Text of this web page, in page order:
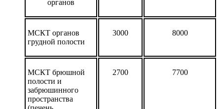
органов
МСКТ органов
грудной полости
3000 8000
МСКТ брюшной
полости и
забрюшинного
пространства
2700 7700